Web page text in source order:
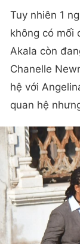
Tuy nhiên 1
không có mối
Akala còn
Chanelle
hệ với
quan hệ